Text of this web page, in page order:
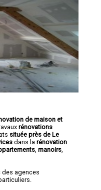
de maison et
rénovations
située près de Le
dans la rénovation
manoirs
des agences